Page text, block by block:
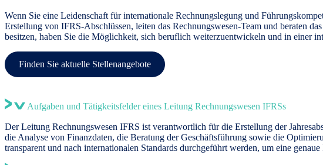
Wenn Sie eine Leidenschaft für internationale Rechnungslegung und
Erstellung von IFRS-Abschlüssen, leiten das Rechnungswesen-Team und beraten
besitzen, haben Sie die Möglichkeit, sich beruflich weiterzuentwickeln und in einer
Finden Sie aktuelle Stellenangebote
Aufgaben und Tätigkeitsfelder eines Leitung Rechnungswesen IFRSs
Der Leitung Rechnungswesen IFRS ist verantwortlich für die Erstellung der
die Analyse von Finanzdaten, die Beratung der Geschäftsführung sowie die
transparent und nach internationalen Standards durchgeführt werden, um eine